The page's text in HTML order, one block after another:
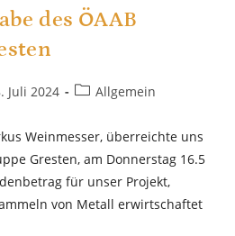
des ÖAAB
Juli 2024
Beitrags-
Allgemein
Weinmesser, überreichte uns
Gresten, am Donnerstag 16.5
für unser Projekt,
von Metall erwirtschaftet